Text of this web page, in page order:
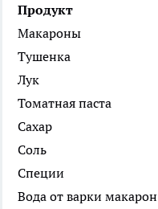
Продукт
Макароны
Тушенка
Лук
Томатная паста
Сахар
Соль
Специи
Вода от варки макарон